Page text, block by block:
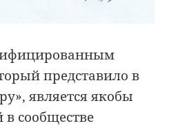
представило в
является якобы
сообществе